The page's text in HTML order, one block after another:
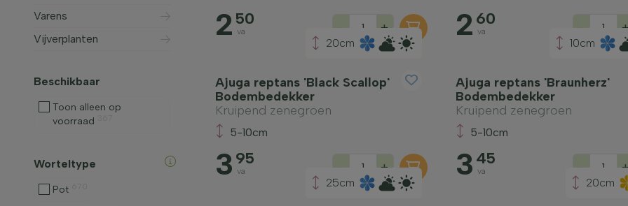
Varens
Vijverplanten
Beschikbaar
Toon alleen op
voorraad
Worteltype
Pot
2 50
va - + 2 60
va -
20cm
Ajuga reptans 'Black Scallop'
Bodembedekker
Kruipend zenegroen
5-10cm
3 95
va - +
10cm
Ajuga reptans 'Braunherz'
Bodembedekker
Kruipend zenegroen
5-10cm
3 45
va -
25cm 20cm